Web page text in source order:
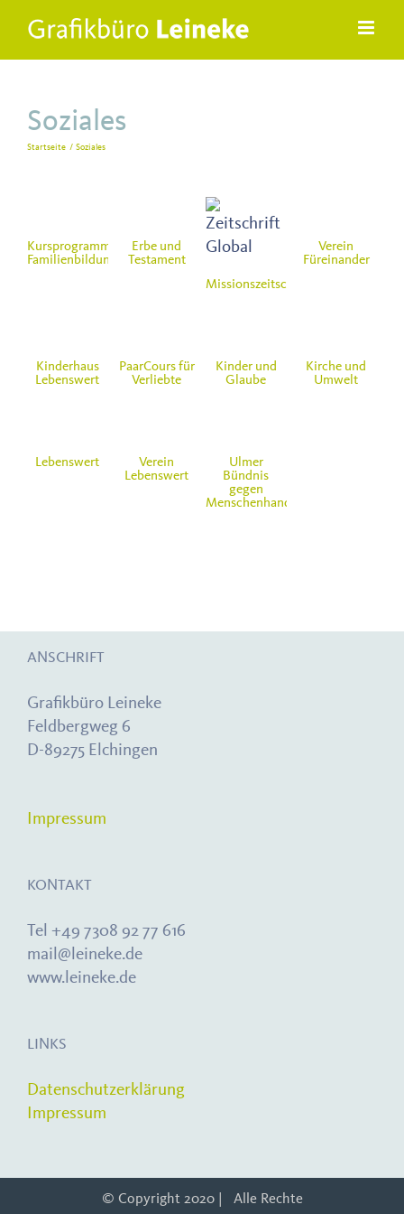
Inhalt
springen
Soziales
Startseite Soziales
Kursprogramm
Familienbildung
Erbe und
Testament
Missionszeitschrift
Verein
Füreinander
Kinderhaus
Lebenswert
PaarCours für
Verliebte
Kinder und
Glaube
Kirche und
Umwelt
Lebenswert Verein
Lebenswert
Ulmer
Bündnis
gegen
Menschenhandel
ANSCHRIFT
Grafikbüro Leineke
Feldbergweg 6
D-89275 Elchingen
Impressum
KONTAKT
Tel +49 7308 92 77 616
mail@leineke.de
www.leineke.de
LINKS
Datenschutzerklärung
Impressum
© Copyright 2020 | Alle Rechte